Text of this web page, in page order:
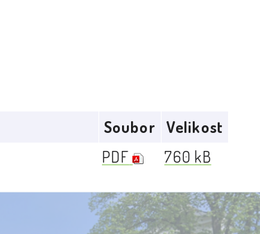
Soubor
Velikost
PDF 760 kB